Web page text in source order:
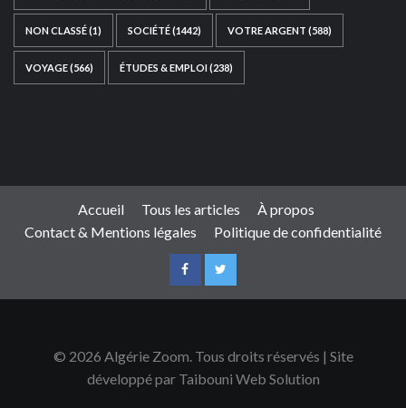
NON CLASSÉ(1) SOCIÉTÉ(1442) VOTRE ARGENT (588)
VOYAGE(566) ÉTUDES & EMPLOI(238)
Accueil Tous les articles
À propos
Contact & Mentions légales
Politique de confidentialité
© 2026 Algérie Zoom. Tous droits réservés | Site
développé par Taibouni Web Solution